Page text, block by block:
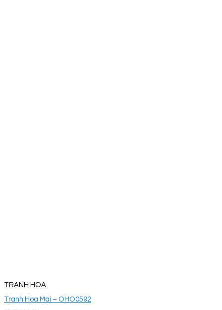
TRANH HOA
Tranh Hoa Mai – OHO0592